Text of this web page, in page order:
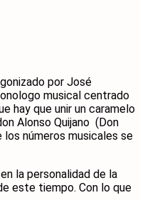
por José
musical centrado
hay que unir un caramelo
Alonso Quijano (Don
los números musicales se
la personalidad de la
este tiempo. Con lo que